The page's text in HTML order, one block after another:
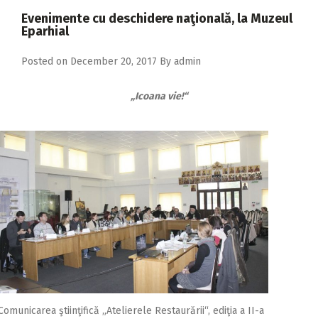
2017
2016
2013
2012
2011
2010
2009
Evenimente cu deschidere naţională, la Muzeul
Eparhial
Posted on December 20, 2017 By admin
„Icoana vie!“
ştiinţifică „Atelierele Restaurării“, ediţia a II-a